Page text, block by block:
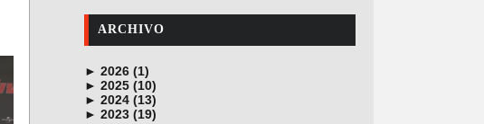
ARCHIVO
► 2026 (1)
junio (1)
► 2025 (10)
noviembre (1)
octubre (1)
► 2024 (13)
diciembre (4)
► 2023 (19)